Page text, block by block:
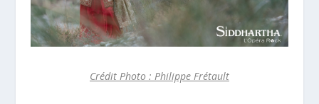
Crédit Photo : Philippe Frétault